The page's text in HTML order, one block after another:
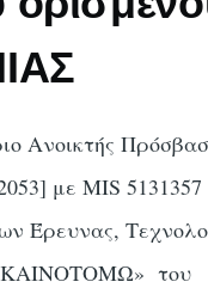
Ανοικτής
με MIS 5131357
Έρευνας,
ΚΑΙΝΟΤΟΜΩ» του